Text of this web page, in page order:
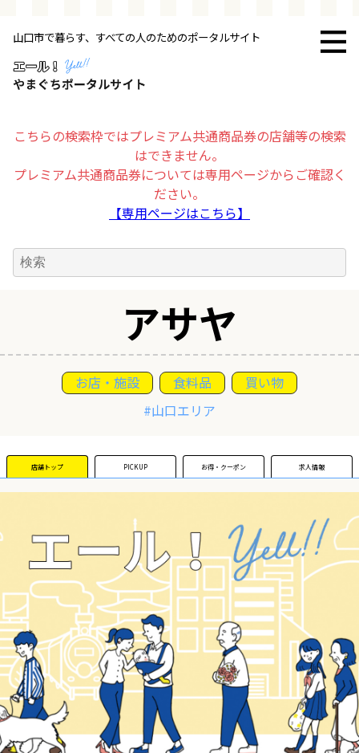
山口市で暮らす、すべての人のためのポータルサイト
こちらの検索枠ではプレミアム共通商品券の店舗等の検索
はできません。
プレミアム共通商品券については専用ページからご確認く
ださい。
【専用ページはこちら】
トップページ
その他
お得
新規登録の事業者の皆様
すでにご登録済み事業者の皆様
イベント情報の掲載はこちら
アサヤ
お店・施設 食料品
買い物
#山口エリア
店舗トップ PICKUP お得・クーポン 求人情報